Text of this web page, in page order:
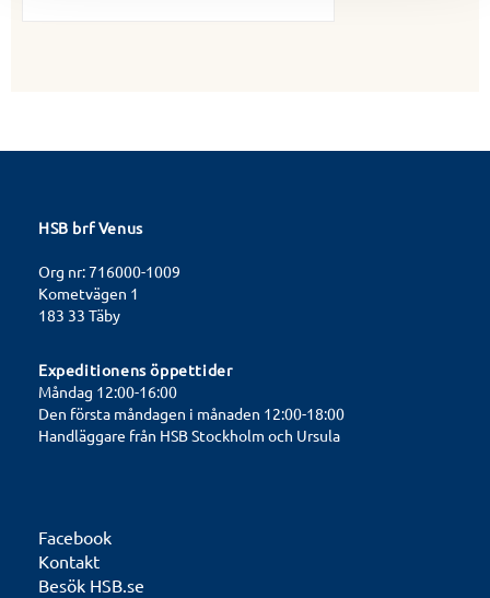
HSB brf Venus
Org nr: 716000-1009
Kometvägen 1
183 33 Täby
Expeditionens öppettider
Måndag 12:00-16:00
Den första måndagen i månaden 12:00-18:00
Handläggare från HSB Stockholm och Ursula
Facebook
Kontakt
Besök HSB.se